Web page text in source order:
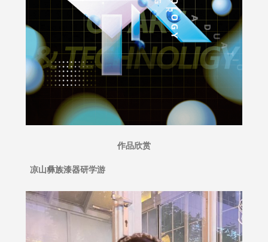
作品欣赏
凉山彝族漆器研学游